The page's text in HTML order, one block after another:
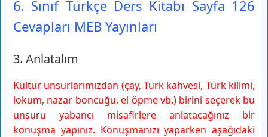
6. Sınıf Türkçe Ders Kitabı Sayfa 126
Cevapları MEB Yayınları
3. Anlatalım
Kültür unsurlarımızdan (çay, Türk kahvesi, Türk kilimi,
lokum, nazar boncuğu, el öpme vb.) birini seçerek bu
unsuru yabancı misafirlere anlatacağınız bir
konuşma yapınız. Konuşmanızı yaparken aşağıdaki